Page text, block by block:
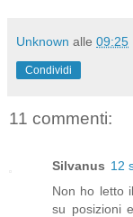
Unknown alle 09:25
Condividi
11 commenti:
Silvanus 12
Non ho letto
su posizioni